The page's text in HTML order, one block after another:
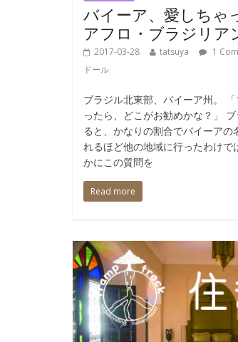
バイーア、愛しちゃ
アフロ・ブラジリア
2017-03-28 tatsuya 1
ドール
ブラジル北東部、バイーア州。
ったら、どこがお勧めかな？」
ると、かなりの割合でバイーアの
れるほど他の地域に行ったわけで
かにこの質問を
Read more